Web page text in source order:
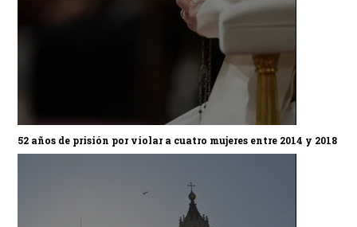
52 años de prisión por violar a cuatro mujeres entre 2014 y 2018